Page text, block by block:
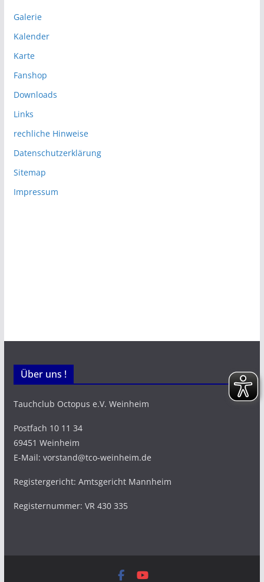
Galerie
Kalender
Karte
Fanshop
Downloads
Links
rechliche Hinweise
Datenschutzerklärung
Sitemap
Impressum
Über uns !
Tauchclub Octopus e.V. Weinheim
Postfach 10 11 34
69451 Weinheim
E-Mail: vorstand@tco-weinheim.de
Registergericht: Amtsgericht Mannheim
Registernummer: VR 430 335